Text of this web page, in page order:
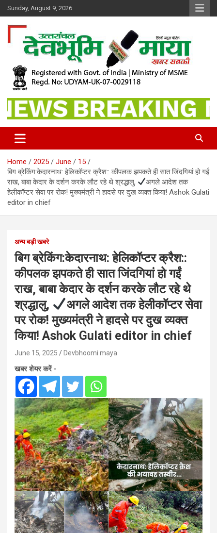
Skip
to
content
Sunday, August 9, 2026
Dev Bhoomi Maya
Home 2025 June
15
बिग ब्रेकिंग:केदारनाथ: हेलिकॉप्टर क्रैश:: कीपलक झपकते ही सात जिंदगियां हो गईं
राख, बाबा केदार के दर्शन करके लौट रहे थे श्रद्धालु,
अगले आदेश तक
हेलीकॉप्टर सेवा पर रोक! मुख्यमंत्री ने हादसे पर दुख व्यक्त किया! Ashok Gulati
editor in chief
अन्य बड़ी खबरे
बिग ब्रेकिंग:केदारनाथ: हेलिकॉप्टर क्रैश::
कीपलक झपकते ही सात जिंदगियां हो गईं
राख, बाबा केदार के दर्शन करके लौट रहे थे
श्रद्धालु,
अगले आदेश तक हेलीकॉप्टर सेवा
पर रोक! मुख्यमंत्री ने हादसे पर दुख व्यक्त
किया! Ashok Gulati editor in chief
June 15, 2025 Devbhoomi maya
खबर शेयर करें -